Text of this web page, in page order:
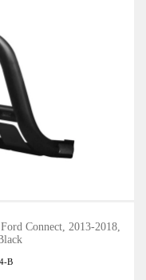
Connect, 2013-2018,
B